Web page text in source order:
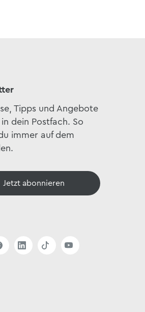
Tipps und Angebote
dein Postfach. So
immer auf dem
Jetzt abonnieren